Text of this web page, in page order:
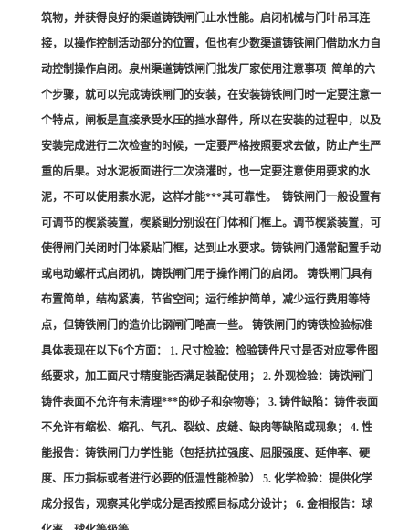
筑物，并获得良好的渠道铸铁闸门止水性能。启闭机械与门叶吊耳连
接，以操作控制活动部分的位置，但也有少数渠道铸铁闸门借助水力自
动控制操作启闭。泉州渠道铸铁闸门批发厂家使用注意事项 简单的六
个步骤，就可以完成铸铁闸门的安装，在安装铸铁闸门时一定要注意一
个特点，闸板是直接承受水压的挡水部件，所以在安装的过程中，以及
安装完成进行二次检查的时候，一定要严格按照要求去做，防止产生严
重的后果。对水泥板面进行二次浇灌时，也一定要注意使用要求的水
泥，不可以使用素水泥，这样才能***其可靠性。 铸铁闸门一般设置有
可调节的楔紧装置，楔紧副分别设在门体和门框上。调节楔紧装置，可
使得闸门关闭时门体紧贴门框，达到止水要求。铸铁闸门通常配置手动
或电动螺杆式启闭机，铸铁闸门用于操作闸门的启闭。 铸铁闸门具有
布置简单，结构紧凑，节省空间；运行维护简单，减少运行费用等特
点，但铸铁闸门的造价比钢闸门略高一些。 铸铁闸门的铸铁检验标准
具体表现在以下6个方面： 1. 尺寸检验：检验铸件尺寸是否对应零件图
纸要求，加工面尺寸精度能否满足装配使用； 2. 外观检验：铸铁闸门
铸件表面不允许有未清理***的砂子和杂物等； 3. 铸件缺陷：铸件表面
不允许有缩松、缩孔、气孔、裂纹、皮缝、缺肉等缺陷或现象； 4. 性
能报告：铸铁闸门力学性能（包括抗拉强度、屈服强度、延伸率、硬
度、压力指标或者进行必要的低温性能检验） 5. 化学检验：提供化学
成分报告，观察其化学成分是否按照目标成分设计； 6. 金相报告：球